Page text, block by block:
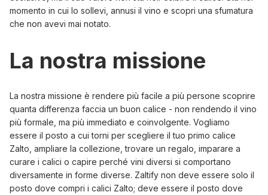
momento in cui lo sollevi, annusi il vino e scopri una sfumatura
che non avevi mai notato.
La nostra missione
La nostra missione è rendere più facile a più persone scoprire
quanta differenza faccia un buon calice - non rendendo il vino
più formale, ma più immediato e coinvolgente. Vogliamo
essere il posto a cui torni per scegliere il tuo primo calice
Zalto, ampliare la collezione, trovare un regalo, imparare a
curare i calici o capire perché vini diversi si comportano
diversamente in forme diverse. Zaltify non deve essere solo il
posto dove compri i calici Zalto; deve essere il posto dove